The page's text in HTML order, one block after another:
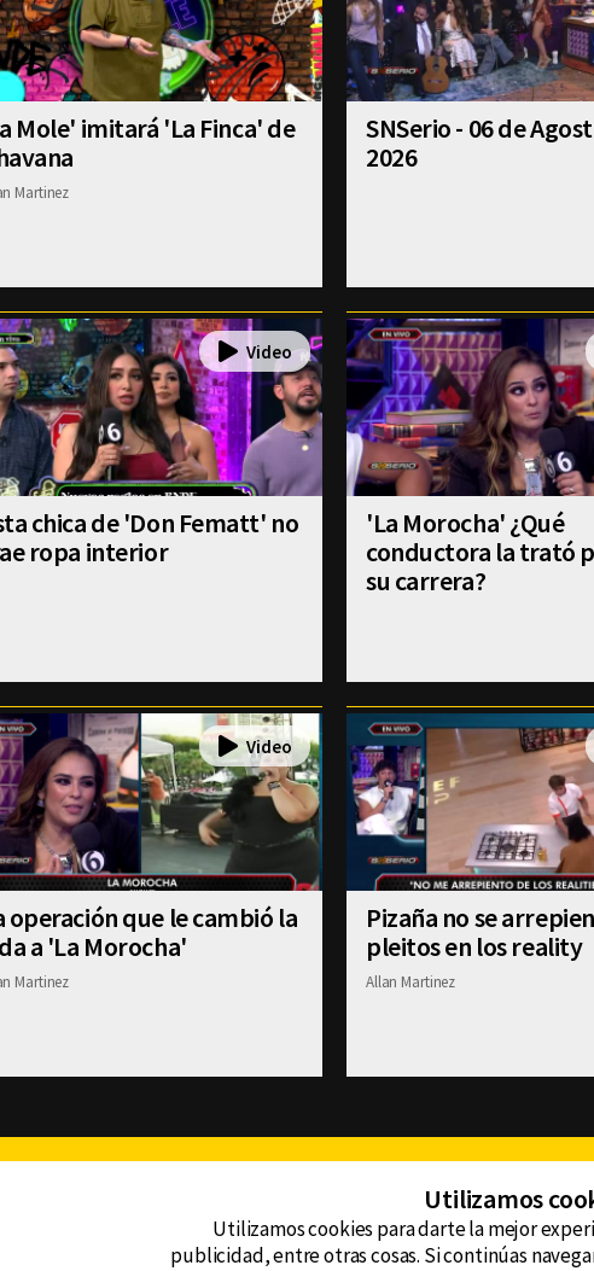
Mole' imitará 'La Finca' de
Martinez
SNSerio - 06 de
2026
chica de 'Don Fematt' no
ropa interior
'La Morocha' ¿Qué
conductora la trató
su carrera?
operación que le cambió la
a 'La Morocha'
Martinez
Pizaña no se
pleitos en los reality
Allan Martinez
Utilizamos
Utilizamos cookies para darte la mejor
publicidad, entre otras cosas. Si continúas